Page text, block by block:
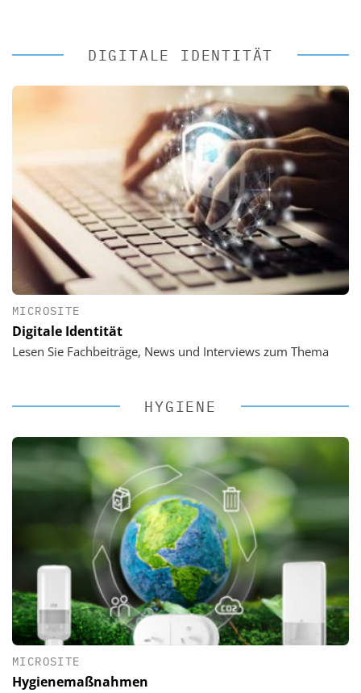
DIGITALE IDENTITÄT
MICROSITE
Digitale Identität
Lesen Sie Fachbeiträge, News und Interviews zum Thema
HYGIENE
MICROSITE
Hygienemaßnahmen